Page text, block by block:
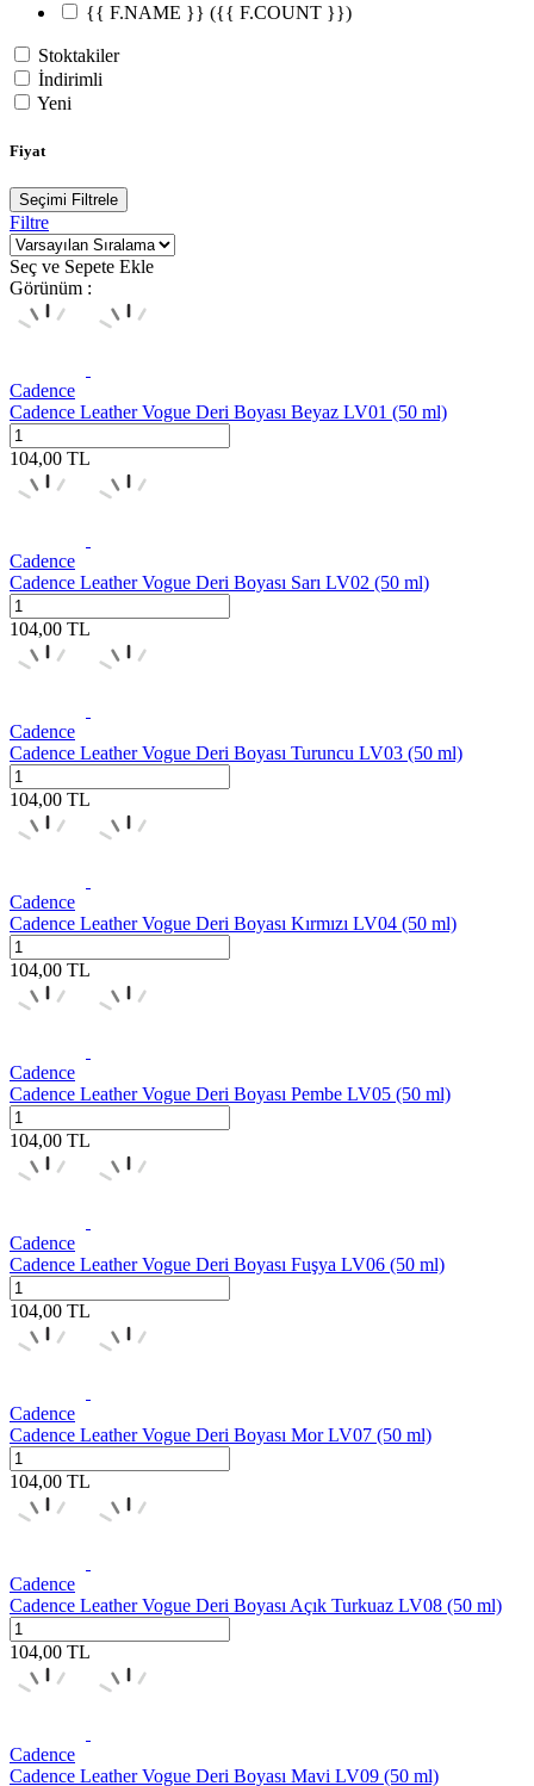
{{ F.NAME }} ({{ F.COUNT }})
Stoktakiler
İndirimli
Yeni
Fiyat
Seçimi Filtrele
Filtre
Seç ve Sepete Ekle
Görünüm :
Cadence
Cadence Leather Vogue Deri Boyası Beyaz LV01 (50 ml)
104,00 TL
Cadence
Cadence Leather Vogue Deri Boyası Sarı LV02 (50 ml)
104,00 TL
Cadence
Cadence Leather Vogue Deri Boyası Turuncu LV03 (50 ml)
104,00 TL
Cadence
Cadence Leather Vogue Deri Boyası Kırmızı LV04 (50 ml)
104,00 TL
Cadence
Cadence Leather Vogue Deri Boyası Pembe LV05 (50 ml)
104,00 TL
Cadence
Cadence Leather Vogue Deri Boyası Fuşya LV06 (50 ml)
104,00 TL
Cadence
Cadence Leather Vogue Deri Boyası Mor LV07 (50 ml)
104,00 TL
Cadence
Cadence Leather Vogue Deri Boyası Açık Turkuaz LV08 (50 ml)
104,00 TL
Cadence
Cadence Leather Vogue Deri Boyası Mavi LV09 (50 ml)